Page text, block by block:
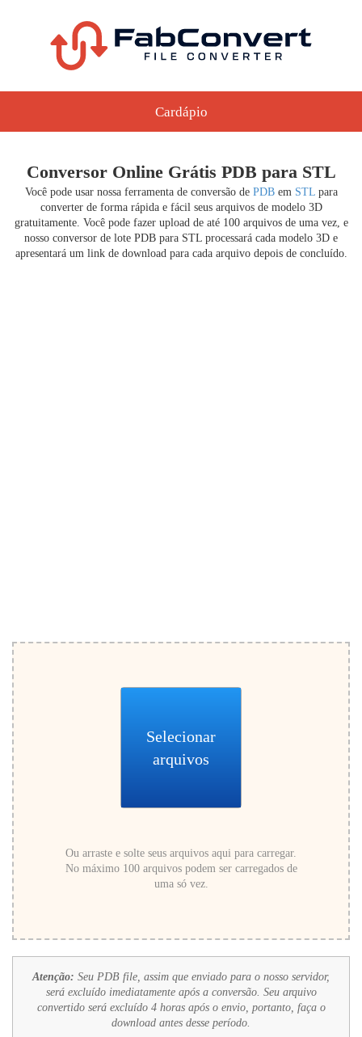
Cardápio
Conversor Online Grátis PDB para STL
Você pode usar nossa ferramenta de conversão de PDBem STLpara
converter de forma rápida e fácil seus arquivos de modelo 3D
gratuitamente. Você pode fazer upload de até 100 arquivos de uma vez, e
nosso conversor de lote PDB para STL processará cada modelo 3D e
apresentará um link de download para cada arquivo depois de concluído.
Selecionar
arquivos
Ou arraste e solte seus arquivos aqui para carregar.
No máximo 100 arquivos podem ser carregados de
uma só vez.
Atenção: Seu PDB file, assim que enviado para o nosso servidor,
será excluído imediatamente após a conversão. Seu arquivo
convertido será excluído 4 horas após o envio, portanto, faça o
download antes desse período.